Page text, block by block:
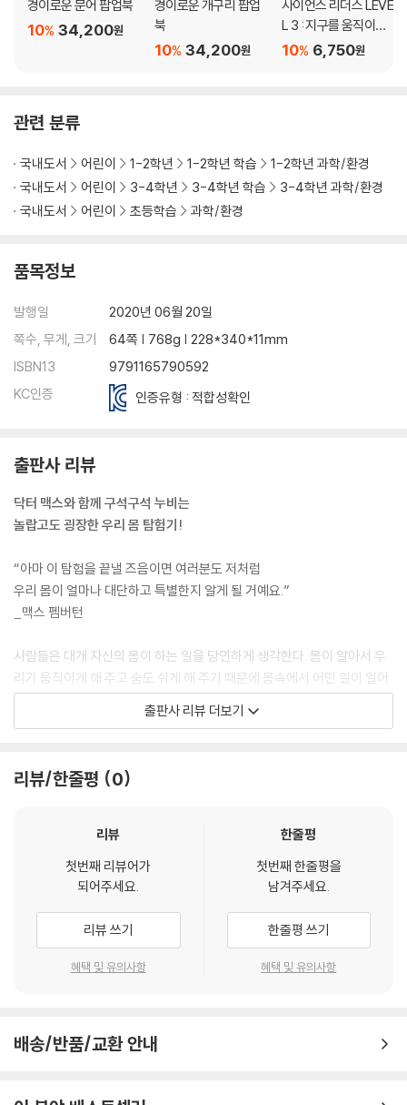
경이로운 문어 팝업북
34,200원
10%
경이로운 개구리 팝업
북
34,200원
10%
사이언스 리더스 LEVE
L 3 : 지구를 움직이는
화산 활동6,750원
10%
관련 분류
국내도서 어린이 1-2학년 1-2학년 학습
1-2학년 과학/환경
국내도서
어린이 3-4학년 3-4학년 학습
3-4학년 과학/환경
국내도서
어린이 초등학습 과학/환경
품목정보
발행일
2020년 06월 20일
쪽수, 무게, 크기
64쪽 | 768g | 228*340*11mm
ISBN13
9791165790592
KC인증
인증유형 : 적합성확인
출판사 리뷰
닥터 맥스와 함께 구석구석 누비는
놀랍고도 굉장한 우리 몸 탐험기!
“아마 이 탐험을 끝낼 즈음이면 여러분도 저처럼
우리 몸이 얼마나 대단하고 특별한지 알게 될 거예요.”
_맥스 펨버턴
사람들은 대개 자신의 몸이 하는 일을 당연하게 생각한다. 몸이 알아서 우
리가 움직이게 해 주고 숨도 쉬게 해 주기 때문에 몸속에서 어떤 일이 일어
나고 있는지 굳이 생각할 필요가 없는 것이다. 눈을 깜빡이고, 숨을 쉬고,
밥을 먹고, 화장실에 가고, 잠을 자고…… 이렇게 우리가 당연하다고 생각
면 우리도 우리 몸을 다시 보게 되지 않을까?
이 책을 쓴 닥터 맥스는 우리 몸이 얼마나 놀랍고 굉장한지 알려 주기 위해
구석 넘나들며 몸속 기관들이 어떻게 일하는지 세심하게 설명해 준다. 탐
험을 시작하기 전에 제목을 먼저 훑어보자. 『인체 탐험 보고서』의 제목은
우리 몸속 안내도와 같다. ‘못하는 게 없는 간’, ‘산소 공급기 허파’, ‘오줌 보
관소 방광’ 등 제목만 보아도 우리가 앞으로 어떤 기관을 탐험할지, 각 기관
에서는 어떤 일이 벌어질 것인지 예상할 수 있어 인체 탐험이 더욱더 기대
포! 닥터 맥스는 우리 몸을 집, 세포를 벽돌에 비유한다. 집이 수천 개의 벽
출판사 리뷰 더보기
리뷰/한줄평 0
리뷰
첫번째 리뷰어가
되어주세요.
리뷰 쓰기
혜택 및 유의사항
한줄평
첫번째 한줄평을
남겨주세요.
한줄평 쓰기
혜택 및 유의사항
배송/반품/교환 안내